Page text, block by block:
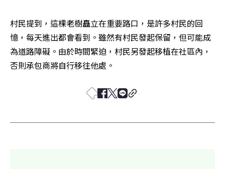
村民提到，這棵老樹矗立在重要路口，是許多村民的回
憶，每天進出都會看到。雖然有村民發起保留，但可能成
為道路障礙。由於時間緊迫，村民另發起移植在社區內，
否則承包商將自行移往他處。